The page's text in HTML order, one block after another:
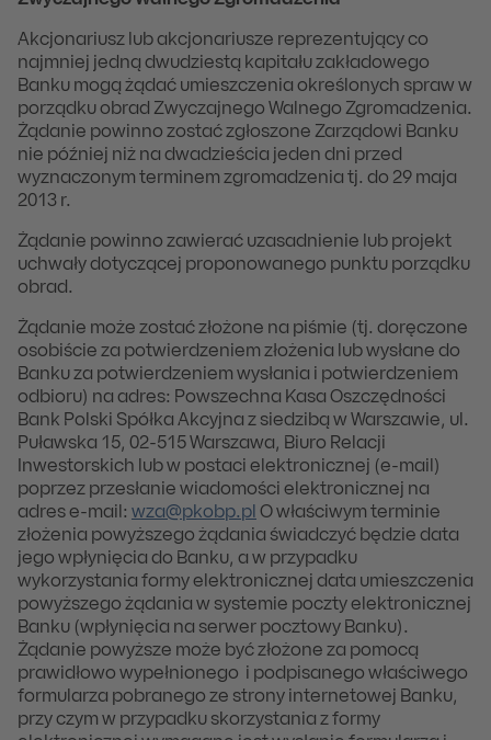
Akcjonariusz lub akcjonariusze reprezentujący co
najmniej jedną dwudziestą kapitału zakładowego
Banku mogą żądać umieszczenia określonych spraw w
porządku obrad Zwyczajnego Walnego Zgromadzenia.
Żądanie powinno zostać zgłoszone Zarządowi Banku
nie później niż na dwadzieścia jeden dni przed
wyznaczonym terminem zgromadzenia tj. do 29 maja
2013 r.
Żądanie powinno zawierać uzasadnienie lub projekt
uchwały dotyczącej proponowanego punktu porządku
obrad.
Żądanie może zostać złożone na piśmie (tj. doręczone
osobiście za potwierdzeniem złożenia lub wysłane do
Banku za potwierdzeniem wysłania i potwierdzeniem
odbioru) na adres: Powszechna Kasa Oszczędności
Bank Polski Spółka Akcyjna z siedzibą w Warszawie, ul.
Puławska 15, 02-515 Warszawa, Biuro Relacji
Inwestorskich lub w postaci elektronicznej (e-mail)
poprzez przesłanie wiadomości elektronicznej na
adres e-mail: wza@pkobp.pl O właściwym terminie
złożenia powyższego żądania świadczyć będzie data
jego wpłynięcia do Banku, a w przypadku
wykorzystania formy elektronicznej data umieszczenia
powyższego żądania w systemie poczty elektronicznej
Banku (wpłynięcia na serwer pocztowy Banku).
Żądanie powyższe może być złożone za pomocą
prawidłowo wypełnionego i podpisanego właściwego
formularza pobranego ze strony internetowej Banku,
przy czym w przypadku skorzystania z formy